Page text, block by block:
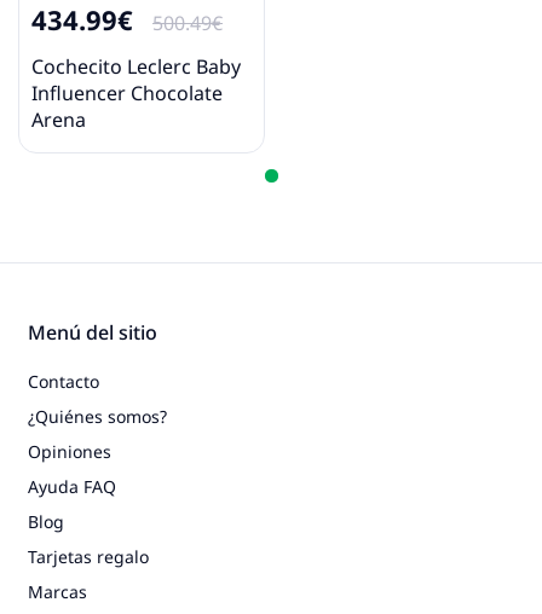
434.99€
500.49€
Cochecito Leclerc Baby
Influencer Chocolate
Arena
Menú del sitio
Contacto
¿Quiénes somos?
Opiniones
Ayuda FAQ
Blog
Tarjetas regalo
Marcas